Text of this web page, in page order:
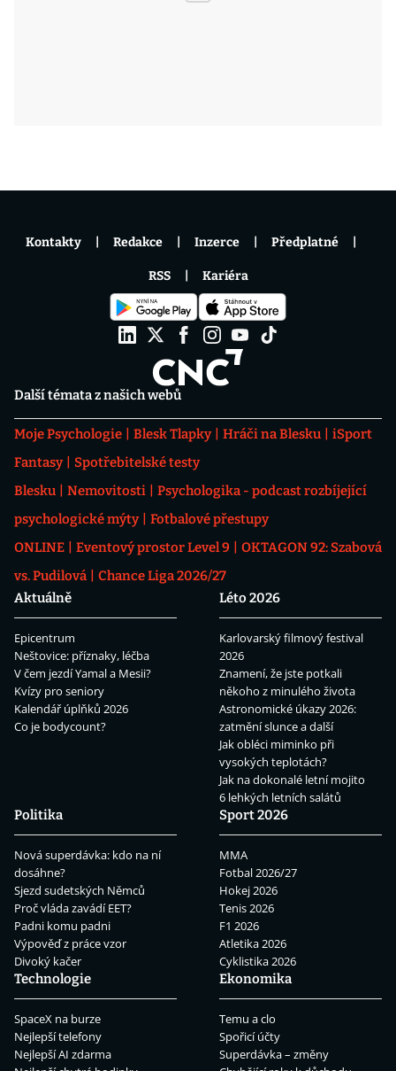
Další témata z našich webů
Moje Psychologie Blesk Tlapky Hráči na Blesku
iSport
Fantasy
Spotřebitelské testy
Blesku
Nemovitosti
Psychologika - podcast rozbíjející
psychologické mýty
Fotbalové přestupy
ONLINE
Eventový prostor Level 9
OKTAGON 92: Szabová
vs. Pudilová
Chance Liga 2026/27
Aktuálně
Epicentrum
Neštovice: příznaky, léčba
V čem jezdí Yamal a Mesii?
Kvízy pro seniory
Kalendář úplňků 2026
Co je bodycount?
Léto 2026
Karlovarský filmový festival
2026
Znamení, že jste potkali
někoho z minulého života
Astronomické úkazy 2026:
zatmění slunce a další
Jak obléci miminko při
vysokých teplotách?
Jak na dokonalé letní mojito
6 lehkých letních salátů
Politika
Nová superdávka: kdo na ní
dosáhne?
Sjezd sudetských Němců
Proč vláda zavádí EET?
Padni komu padni
Výpověď z práce vzor
Divoký kačer
Sport 2026
MMA
Fotbal 2026/27
Hokej 2026
Tenis 2026
F1 2026
Atletika 2026
Cyklistika 2026
Technologie
SpaceX na burze
Nejlepší telefony
Nejlepší AI zdarma
Ekonomika
Temu a clo
Spořicí účty
Superdávka – změny
Kontakty Redakce Inzerce Předplatné
RSS Kariéra